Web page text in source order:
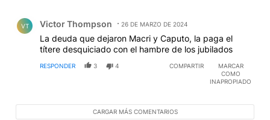
VT Victor Thompson 26 DE MARZO DE 2024
La deuda que dejaron Macri y Caputo, la paga el
títere desquiciado con el hambre de los jubilados
RESPONDER 3 4 COMPARTIR
MARCAR
COMO
INAPROPIADO
CARGAR MÁS COMENTARIOS